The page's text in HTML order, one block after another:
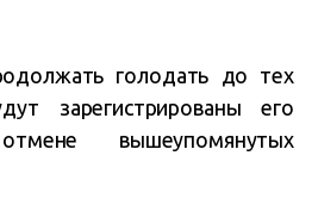
голодать до тех
зарегистрированы его
вышеупомянутых